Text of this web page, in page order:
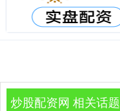
炒股配资网 相关话题